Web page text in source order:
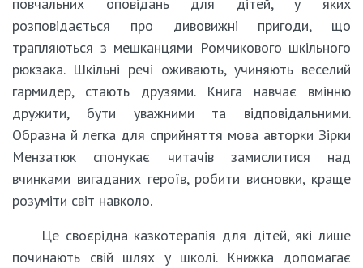
розповідається про дивовижні пригоди, що
трапляються з мешканцями Ромчикового шкільного
рюкзака. Шкільні речі оживають, учиняють веселий
гармидер, стають друзями. Книга навчає вмінню
дружити, бути уважними та відповідальними.
Образна й легка для сприйняття мова авторки Зірки
Мензатюк спонукає читачів замислитися над
вчинками вигаданих героїв, робити висновки, краще
розуміти світ навколо.
Це своєрідна казкотерапія для дітей, які лише
починають свій шлях у школі. Книжка допомагає